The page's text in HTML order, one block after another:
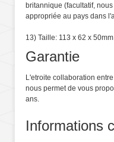
britannique (facultatif,
appropriée au pays dans
13) Taille: 113 x 62 x
Garantie
L'etroite collaboration
nous permet de vous
ans.
Informations